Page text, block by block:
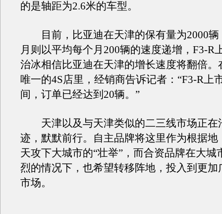
的是轴距为2.6米的车型。
目前，比亚迪在天津的保有量为2000辆
月则以平均每个月200辆的速度递增，F3-R
治冰相信比亚迪在天津的增长速度将翻倍。
唯一的4S店里，经销商告诉记者：“F3-R上
间，订单已经达到20辆。”
天津以及与天津类似的二三线市场正在
迹，默默前行。自主品牌将这里作为根据地
天攻下大城市的“壮举”，而合资品牌在大城
烈的情况下，也希望转移阵地，投入到更加
市场。